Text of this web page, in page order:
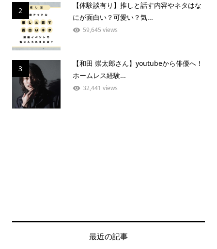
2
【体験談有り】推しと話す内容やネタはな
にが面白い？可愛い？気...
59,645 views
3
【和田 崇太郎さん】youtubeから俳優へ！
ホームレス経験...
32,441 views
最近の記事